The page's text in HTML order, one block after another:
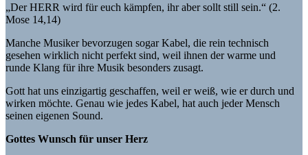
„Der HERR wird für euch kämpfen, ihr aber sollt still sein.“ (2.
Mose 14,14)
Manche Musiker bevorzugen sogar Kabel, die rein technisch
gesehen wirklich nicht perfekt sind, weil ihnen der warme und
runde Klang für ihre Musik besonders zusagt.
Gott hat uns einzigartig geschaffen, weil er weiß, wie er durch und
wirken möchte. Genau wie jedes Kabel, hat auch jeder Mensch
seinen eigenen Sound.
Gottes Wunsch für unser Herz